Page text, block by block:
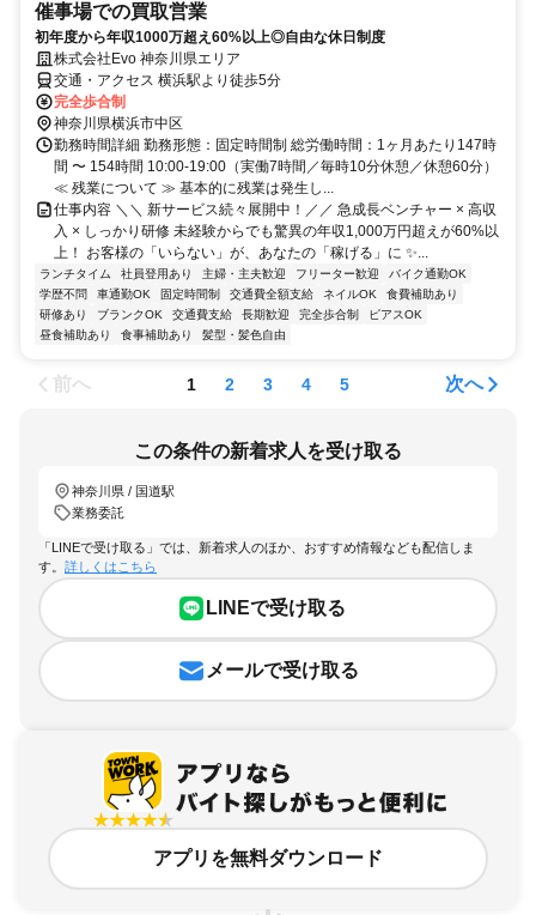
催事場での買取営業
初年度から年収1000万超え60%以上◎自由な休日制度
株式会社Evo 神奈川県エリア
交通・アクセス 横浜駅より徒歩5分
完全歩合制
神奈川県横浜市中区
勤務時間詳細 勤務形態：固定時間制 総労働時間：1ヶ月あたり147時
間 〜 154時間 10:00-19:00（実働7時間／毎時10分休憩／休憩60分）
≪ 残業について ≫ 基本的に残業は発生し...
仕事内容 ＼＼ 新サービス続々展開中！／／ 急成長ベンチャー × 高収
入 × しっかり研修 未経験からでも驚異の年収1,000万円超えが60%以
上！ お客様の「いらない」が、あなたの「稼げる」に ✨...
ランチタイム 社員登用あり 主婦・主夫歓迎 フリーター歓迎
バイク通勤OK
学歴不問
車通勤OK 固定時間制 交通費全額支給 ネイルOK
食費補助あり
研修あり
ブランクOK 交通費支給 長期歓迎 完全歩合制
ピアスOK
昼食補助あり
食事補助あり 髪型・髪色自由
前へ 1 2 3 4 5 次へ
この条件の新着求人を受け取る
神奈川県 / 国道駅
業務委託
「LINEで受け取る」では、新着求人のほか、おすすめ情報なども配信しま
す。 詳しくはこちら
LINEで受け取る
メールで受け取る
アプリを無料ダウンロード